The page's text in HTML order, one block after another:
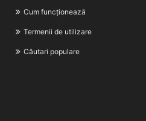
Cum funcționează
Termenii de utilizare
Căutari populare